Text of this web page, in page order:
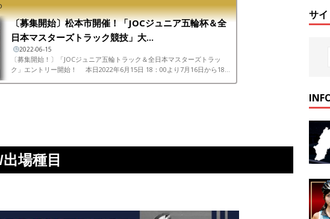
〔募集開始〕松本市開催！「JOCジュニア五輪杯＆全
日本マスターズトラック競技」大...
2022-06-15
〔募集開始！〕「JOCジュニア五輪トラック＆全日本マスターズトラッ
ク」エントリー開始！ 本日2022年6月15日 18：00より7月16日から18日
場種目
サ